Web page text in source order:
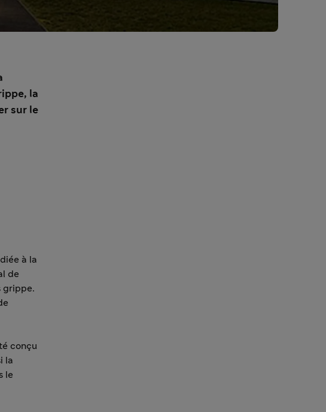
la
sur le
à la
de
grippe.
conçu
la
le